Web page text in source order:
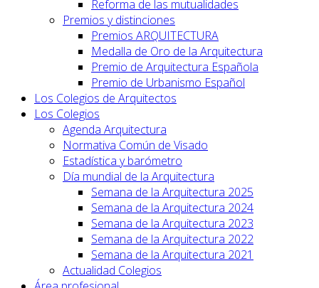
Reforma de las mutualidades
Premios y distinciones
Premios ARQUITECTURA
Medalla de Oro de la Arquitectura
Premio de Arquitectura Española
Premio de Urbanismo Español
Los Colegios de Arquitectos
Los Colegios
Agenda Arquitectura
Normativa Común de Visado
Estadística y barómetro
Día mundial de la Arquitectura
Semana de la Arquitectura 2025
Semana de la Arquitectura 2024
Semana de la Arquitectura 2023
Semana de la Arquitectura 2022
Semana de la Arquitectura 2021
Actualidad Colegios